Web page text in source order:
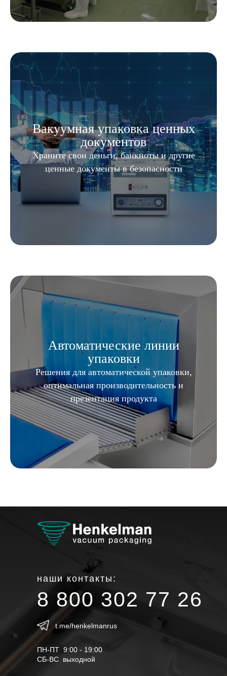
Вакуумная упаковка ценных
документов
Храните свои деньги, банкноты и другие
ценные документы в безопасности
Автоматические линии
упаковки
Решения для автоматической упаковки,
оптимальная производительность и
презентация продукта
наши контакты:
8 800 302 77 26
ПН-ПТ 9:00 - 19:00
СБ-ВС выходной
t.me/henkelmanrus